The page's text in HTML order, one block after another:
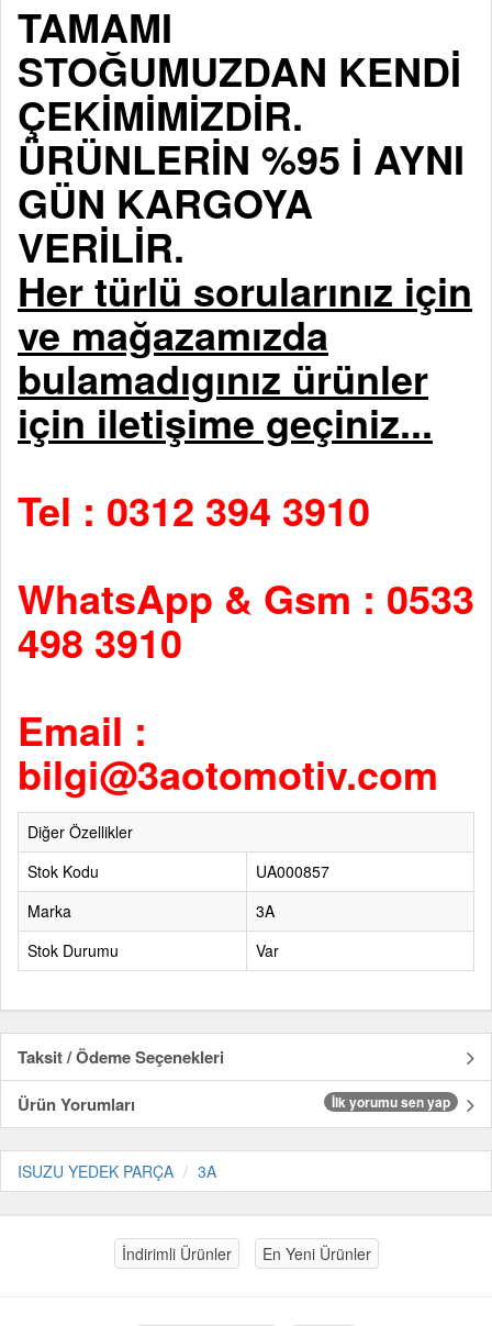
TAMAMI
STOĞUMUZDAN KENDİ
ÇEKİMİMİZDİR.
ÜRÜNLERİN %95 İ AYNI
GÜN KARGOYA
VERİLİR.
Her türlü sorularınız için
ve mağazamızda
bulamadıgınız ürünler
için iletişime geçiniz...
Tel : 0312 394 3910
WhatsApp & Gsm : 0533
498 3910
Email :
bilgi@3aotomotiv.com
Diğer Özellikler
Stok Kodu
UA000857
Marka
3A
Stok Durumu
Var
Taksit / Ödeme Seçenekleri
Ürün Yorumları
İlk yorumu sen yap
ISUZU YEDEK PARÇA 3A
İndirimli Ürünler En Yeni Ürünler